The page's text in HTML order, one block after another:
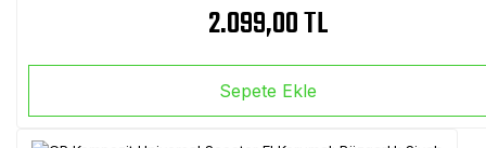
2.099,00 TL
Sepete Ekle